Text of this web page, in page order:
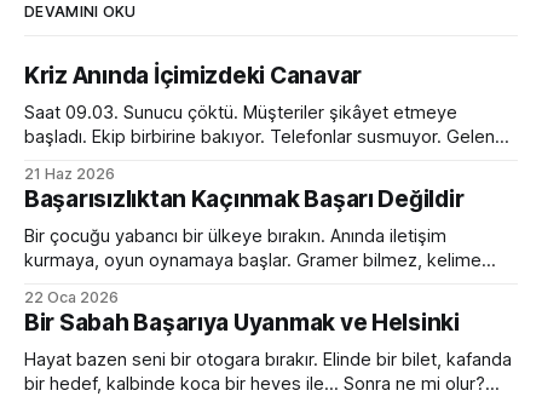
DEVAMINI OKU
Kriz Anında İçimizdeki Canavar
Saat 09.03. Sunucu çöktü. Müşteriler şikâyet etmeye
başladı. Ekip birbirine bakıyor. Telefonlar susmuyor. Gelen
toplantı odasında ilginç bir dönüşüm yaşanıyor. Normalde
sakin olan yönetici sesini yükseltiyor. Empatik ve sakin ekip
lideri bir anda diktatöre dönüşüyor. Her fikre açık olan
21 Haz 2026
Başarısızlıktan Kaçınmak Başarı Değildir
Bir çocuğu yabancı bir ülkeye bırakın. Anında iletişim
kurmaya, oyun oynamaya başlar. Gramer bilmez, kelime
kurar. Ama devam eder. Birkaç ay sonra da sanki hep
oradaymış gibi sohbet etmeye başlar. Peki bir yetişkini aynı
ortama bırakırsanız? Kelimeleri, kuralları, zaman çekimlerini
bilse de
22 Oca 2026
Bir Sabah Başarıya Uyanmak ve Helsinki
Hayat bazen seni bir otogara bırakır. Elinde bir bilet, kafanda
bir hedef, kalbinde koca bir heves ile... Sonra ne mi olur?